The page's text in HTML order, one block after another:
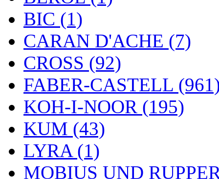
BIC (1)
CARAN D'ACHE (7)
CROSS (92)
FABER-CASTELL
KOH-I-NOOR (195)
KUM (43)
LYRA (1)
MOBIUS UND